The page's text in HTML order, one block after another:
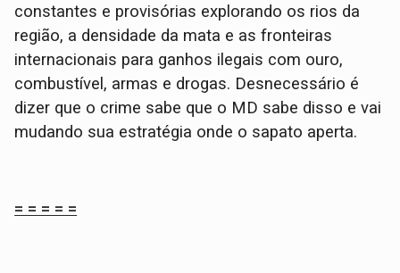
constantes e provisórias explorando os rios da
região, a densidade da mata e as fronteiras
internacionais para ganhos ilegais com ouro,
combustível, armas e drogas. Desnecessário é
dizer que o crime sabe que o MD sabe disso e vai
mudando sua estratégia onde o sapato aperta.
= = = = =